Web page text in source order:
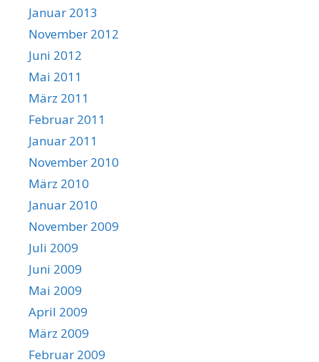
Januar 2013
November 2012
Juni 2012
Mai 2011
März 2011
Februar 2011
Januar 2011
November 2010
März 2010
Januar 2010
November 2009
Juli 2009
Juni 2009
Mai 2009
April 2009
März 2009
Februar 2009